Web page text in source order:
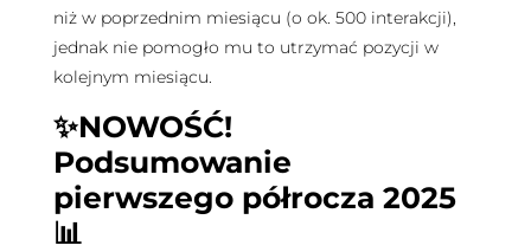
niż w poprzednim miesiącu (o ok. 500 interakcji),
jednak nie pomogło mu to utrzymać pozycji w
kolejnym miesiącu.
✨NOWOŚĆ!
Podsumowanie
pierwszego półrocza 2025
📊